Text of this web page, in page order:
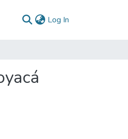
Log In